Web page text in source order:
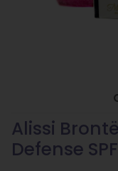
Alissi
Defense